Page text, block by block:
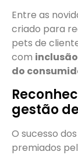
Entre as
criado para
pets de
com
do
gestão
O sucesso
premiados